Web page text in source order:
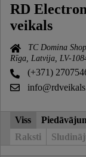
RD
veikals
TC Domina
Rīga, Latvija, LV-
(+371)
Viss
Raksti